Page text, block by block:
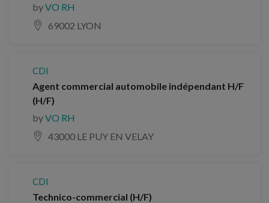
byVO RH
69002 LYON
CDI
Agent commercial automobile indépendant H/F
(H/F)
byVO RH
43000 LE PUY EN VELAY
CDI
Technico-commercial (H/F)